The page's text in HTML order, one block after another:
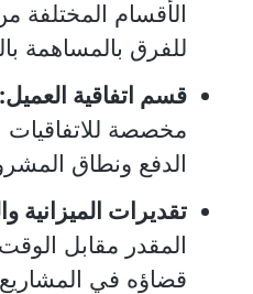
الأقسام المختلفة
للفرق بالمساهمة
قسم اتفاقية العميل:
مخصصة
الدفع ونطاق
تقديرات الميزانية
المقدر مقابل
قضاؤه في المشاريع